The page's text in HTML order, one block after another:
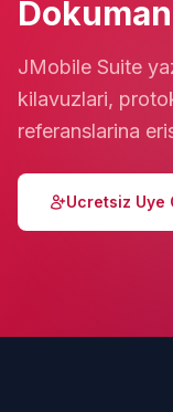
JMobile Suite
kilavuzlari,
referanslarina
Ucretsiz Uye